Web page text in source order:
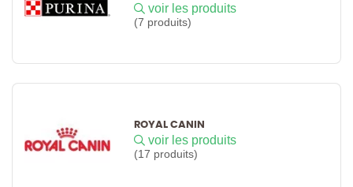
voir les produits
(7 produits)
ROYAL CANIN
voir les produits
(17 produits)